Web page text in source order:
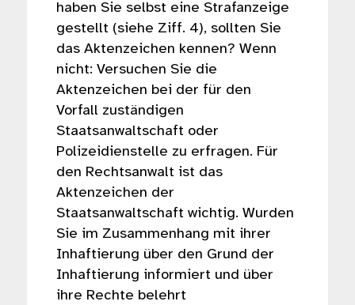
haben Sie selbst eine Strafanzeige
gestellt (siehe Ziff. 4), sollten Sie
das Aktenzeichen kennen? Wenn
nicht: Versuchen Sie die
Aktenzeichen bei der für den
Vorfall zuständigen
Staatsanwaltschaft oder
Polizeidienstelle zu erfragen. Für
den Rechtsanwalt ist das
Aktenzeichen der
Staatsanwaltschaft wichtig. Wurden
Sie im Zusammenhang mit ihrer
Inhaftierung über den Grund der
Inhaftierung informiert und über
ihre Rechte belehrt